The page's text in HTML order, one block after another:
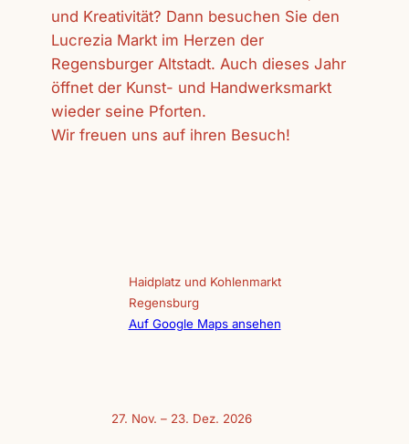
und Kreativität? Dann besuchen Sie den
Lucrezia Markt im Herzen der
Regensburger Altstadt. Auch dieses Jahr
öffnet der Kunst- und Handwerksmarkt
wieder seine Pforten.
Wir freuen uns auf ihren Besuch!
Haidplatz und Kohlenmarkt
Regensburg
Auf Google Maps ansehen
27. Nov. – 23. Dez. 2026